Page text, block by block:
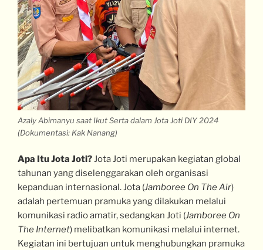
Azaly Abimanyu saat Ikut Serta dalam Jota Joti DIY 2024
(Dokumentasi: Kak Nanang)
Apa Itu Jota Joti?Jota Joti merupakan kegiatan global
tahunan yang diselenggarakan oleh organisasi
kepanduan internasional. Jota (Jamboree On The Air)
adalah pertemuan pramuka yang dilakukan melalui
komunikasi radio amatir, sedangkan Joti (Jamboree On
The Internet) melibatkan komunikasi melalui internet.
Kegiatan ini bertujuan untuk menghubungkan pramuka